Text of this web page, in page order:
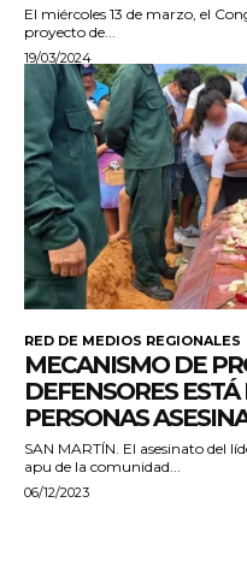
El miércoles 13 de marzo, el
proyecto de...
19/03/2024
RED DE MEDIOS REGIONALES
MECANISMO DE
DEFENSORES
PERSONAS
SAN MARTÍN. El asesinato del
apu de la comunidad...
06/12/2023